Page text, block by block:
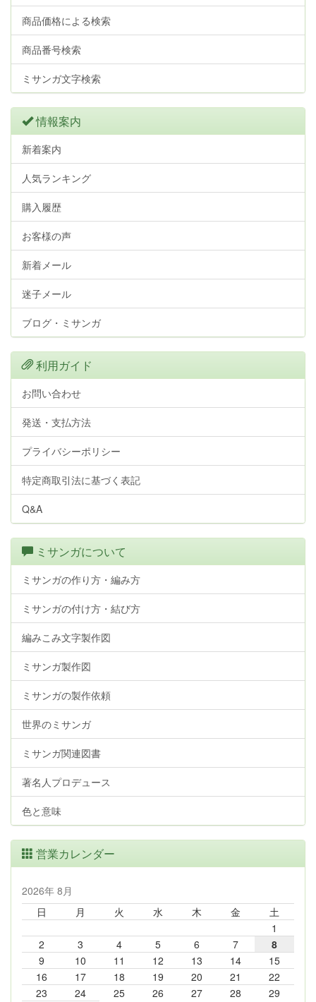
商品価格による検索
商品番号検索
ミサンガ文字検索
情報案内
新着案内
人気ランキング
購入履歴
お客様の声
新着メール
迷子メール
ブログ・ミサンガ
利用ガイド
お問い合わせ
発送・支払方法
プライバシーポリシー
特定商取引法に基づく表記
Q&A
ミサンガについて
ミサンガの作り方・編み方
ミサンガの付け方・結び方
編みこみ文字製作図
ミサンガ製作図
ミサンガの製作依頼
世界のミサンガ
ミサンガ関連図書
著名人プロデュース
色と意味
営業カレンダー
2026年 8月
日
月 火 水 木 金
土
1
2
3 4 5 6 7
8
9
10 11 12 13 14
15
16
17 18 19 20 21
22
23
24 25 26 27 28 29